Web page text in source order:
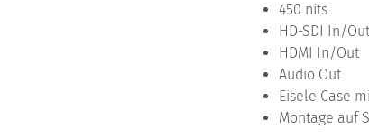
450 nits
HD-SDI In/Out
HDMI In/Out
Audio Out
Eisele Case
Montage auf